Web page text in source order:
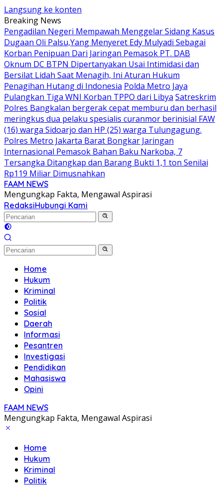
Langsung ke konten
Breaking News
Pengadilan Negeri Mempawah Menggelar Sidang Kasus
Dugaan Oli Palsu,Yang Menyeret Edy Mulyadi Sebagai
Korban Penipuan Dari Jaringan Pemasok PT. DAB
Oknum DC BTPN Dipertanyakan Usai Intimidasi dan
Bersilat Lidah Saat Menagih, Ini Aturan Hukum
Penagihan Hutang di Indonesia Polda Metro Jaya
Pulangkan Tiga WNI Korban TPPO dari Libya Satreskrim
Polres Bangkalan bergerak cepat memburu dan berhasil
meringkus dua pelaku spesialis curanmor berinisial FAW
(16) warga Sidoarjo dan HP (25) warga Tulungagung.
Polres Metro Jakarta Barat Bongkar Jaringan
Internasional Pemasok Bahan Baku Narkoba, 7
Tersangka Ditangkap dan Barang Bukti 1,1 ton Senilai
Rp119 Miliar Dimusnahkan
FAAM NEWS
Mengungkap Fakta, Mengawal Aspirasi
RedaksiHubungi Kami
Home
Hukum
Kriminal
Politik
Sosial
Daerah
Informasi
Pesantren
Investigasi
Pendidikan
Mahasiswa
Opini
FAAM NEWS
Mengungkap Fakta, Mengawal Aspirasi
Home
Hukum
Kriminal
Politik